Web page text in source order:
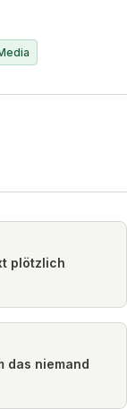
plötzlich
das niemand